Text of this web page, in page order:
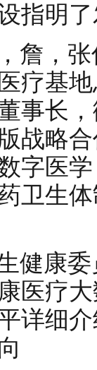
指明
詹，
疗基
事长
战略
字医
卫生
健康
医疗
详细